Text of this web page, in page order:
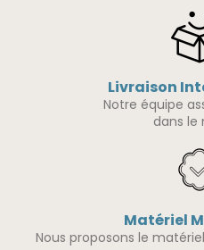
Livraison
Notre équipe
dans le
Matériel
Nous proposons le